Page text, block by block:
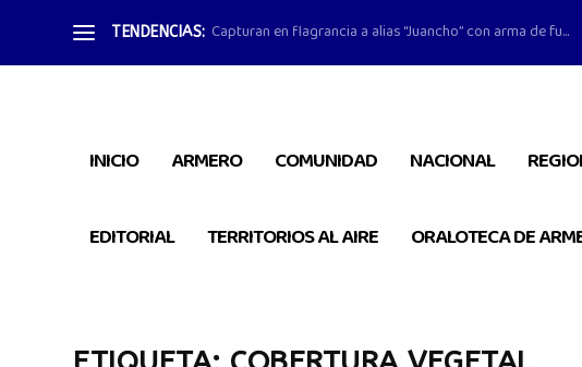
TENDENCIAS: Capturan en flagrancia a alias “Juancho” con arma de fu...
INICIO ARMERO COMUNIDAD NACIONAL
EDITORIAL TERRITORIOS AL AIRE ORALOTECA DE